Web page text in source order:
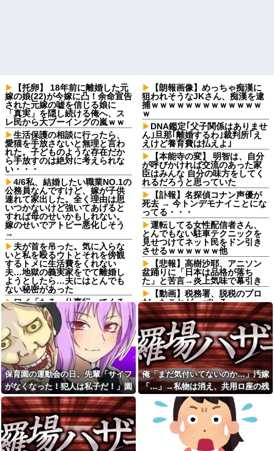
【托卵】 18年前に離婚した元
嫁の娘(22)が今嫁に凸！余命宣告
された元嫁の嘘を信じる娘に
「真実」を隠し続ける俺へ、ス
レ民から大ブーイングの嵐ｗｗ
生活保護の相談に行ったら、
愛猫を手放さないと無理と言わ
れた。子どものような存在だか
ら手放すのは絶対に考えられな
い・・・
4/6私、結婚したい職業NO.1の
公務員なんですけど、嫁が子供
連れて家出した。全く理由は思
いつかないけど強いてあげると
すれば母のせいかもしれない。
嫁のせいでアトピー悪化しそう
→
夫が首を吊った。気に入らな
いと私を殴るウトとそれを傍観
するトメに生活費をくれない
夫…地獄の義実家をでて離婚し
ようとしたら…夫にはとんでも
ない秘密があった
ワイ「たろー仕事行ってくる
ね！（飼い犬）」犬「…？（ぷ
い」
母「お姉ちゃんは偉いのに、
あんたはねぇ…」私「また比べ
るの？」→積もり積もった不満
がついに爆発して…
嫁からマジで離婚を切り出さ
れている。俺がネトゲしすぎて
全くかまわなかったのが原因ら
しく...
バイト先のコンビニに、泥ま
みれの土方が入店してきた。子
供「パパ！あのおじさんたちお
店汚してるよ！」→する
と・・・
【朗報画像】めっちゃ痴漢に
狙われそうなJKさん、痴漢を逮
捕ｗｗｗｗｗｗｗｗｗｗｗｗｗ
ｗ
DNA鑑定｢父子関係はありませ
ん｣旦那｢離婚するわ｣裁判所｢え
えけど養育費は払えよ｣
【本能寺の変】 明智は、自分
が呼びかければ交流のあった家
臣はみんな 自分の味方をしてく
れるだろうと思っていた
【訃報】名探偵コナン声優が
死去 → 今トンデモナイことにな
ってる・・・
運転してる女性配信者さん、
とんでもない駐車テクニックを
見せつけてネット民をドン引き
させるｗｗｗｗｗｗ他
【悲報】高樹沙耶、アニソン
盆踊りに「日本は品格が落ち
た」と苦言→炎上気味で幕引き
【動画】税務署、脱税のプロ
だったことが、バレるwww
【未練】妻の不貞により離婚
した 今後2度と会うつもりはない
と大見得切ったものの、半年過
ぎると少しずつ妻が恋しくなっ
ていった → 結局、月1の子供面
会日の後に…
骨盤骨折の後輩が階段でスカ
ートの裾を上げて慎重に降りて
る姿を見て「お姫様気取りｗ
ｗ」と爆笑・悪口を連発する社
内彼女！事故背景を知りながら
マウントと嫉妬で嘲笑する性根
の汚さに一気に冷めた・・・
両親の離婚原因が私。結婚し
た原因も私。
保育園の運動会の日。先輩「サイフ
がなくなった！犯人は私子だ！」園
長「警察沙汰は勘弁して～」→誰も
味方がいないと思ったその時…
俺「まだ気付いてないのか…」汚嫁
「…」→私物は消え、共用ロ座の残
高は653円。それでも嫁は平然とし
ていて…